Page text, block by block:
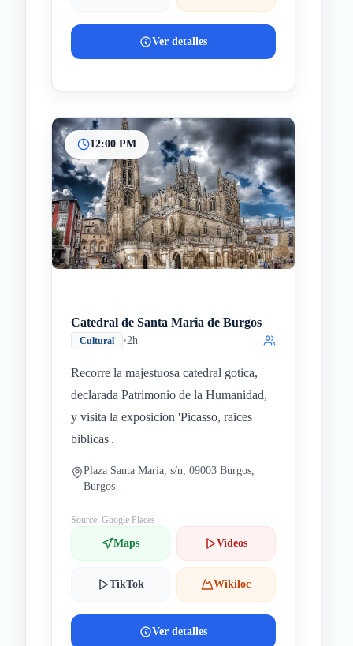
Ver detalles
12:00 PM
Catedral de Santa Maria de Burgos
Cultural •2h
Recorre la majestuosa catedral gotica,
declarada Patrimonio de la Humanidad,
y visita la exposicion 'Picasso, raices
biblicas'.
Plaza Santa Maria, s/n, 09003 Burgos,
Burgos
Source: Google Places
Maps Videos
TikTok Wikiloc
Ver detalles